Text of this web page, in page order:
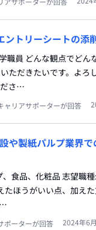
トリーシートの添
職員 どんな観点でど
ただきたいです。よ
ださ…
ャリアサポーターが回答
や製紙パルプ業界
食品、化粧品 志望職
たほうがいい点、加え
ポーターが回答 2024年6